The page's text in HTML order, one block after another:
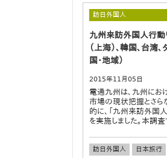
訪日外国人
九州来訪外国人行動
（上海）、韓国、台湾
国・地域）
2015年11月05日
電通九州は、九州にお
市場の現状把握とさら
的に、「九州来訪外国
を実施しました。本調
訪日外国人 日本旅行